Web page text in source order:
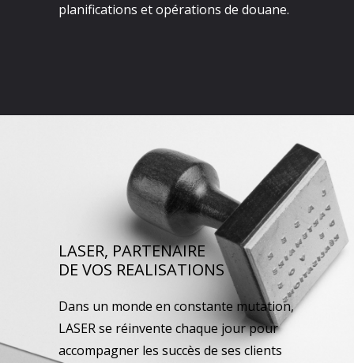
planifications et opérations de douane.
LASER, PARTENAIRE
DE VOS REALISATIONS
Dans un monde en constante mutation,
LASER se réinvente chaque jour pour
accompagner les succès de ses clients